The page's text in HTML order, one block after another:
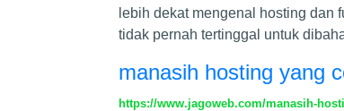
lebih dekat mengenal hosting dan
tidak pernah tertinggal untuk
manasih hosting yang
https://www.jagoweb.com/manasih-